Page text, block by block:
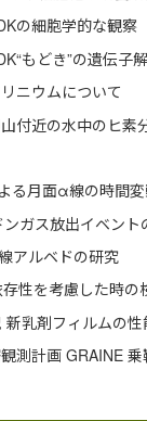
の細胞学的な観察
もどき”の遺伝子
ニウムについて
山付近の水中のヒ素
る月面α線の時間
ガス放出イベント
アルベドの研究
性を考慮した時の
乳剤フィルムの
測計画 GRAINE